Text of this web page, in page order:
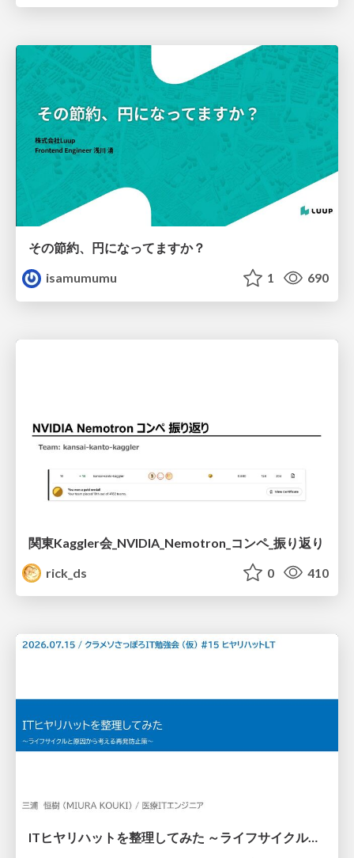
その節約、円になってますか？
isamumumu
1 690
関東Kaggler会_NVIDIA_Nemotron_コンペ_振り返り
rick_ds
0 410
ITヒヤリハットを整理してみた ～ライフサイクルと原因から考える再発防止策～